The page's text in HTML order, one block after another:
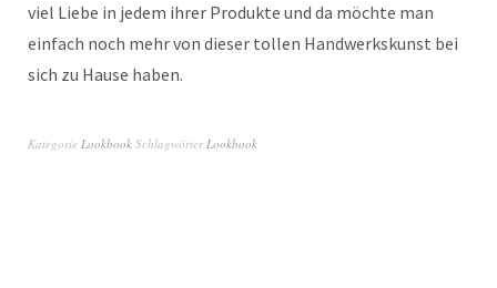
viel Liebe in jedem ihrer Produkte und da möchte man
einfach noch mehr von dieser tollen Handwerkskunst bei
sich zu Hause haben.
Kategorie Lookbook SchlagwörterLookbook